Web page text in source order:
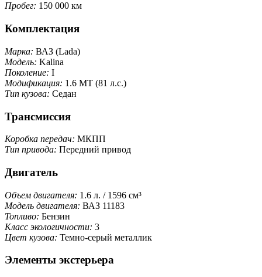
Пробег: 150 000 км
Комплектация
Марка: ВАЗ (Lada)
Модель: Kalina
Поколение: I
Модификация: 1.6 MT (81 л.с.)
Тип кузова: Седан
Трансмиссия
Коробка передач: МКПП
Тип привода: Передний привод
Двигатель
Объем двигателя: 1.6 л. / 1596 см³
Модель двигателя: ВАЗ 11183
Топливо: Бензин
Класс экологичности: 3
Цвет кузова: Темно-серый металлик
Элементы экстерьера